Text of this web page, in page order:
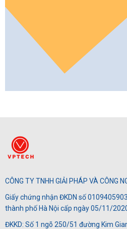
CÔNG TY TNHH GIẢI PHÁP VÀ CÔNG
Giấy chứng nhận ĐKDN số
thành phố Hà Nội cấp ngày 05/11/
ĐKKD: Số 1 ngõ 250/51 đường Kim